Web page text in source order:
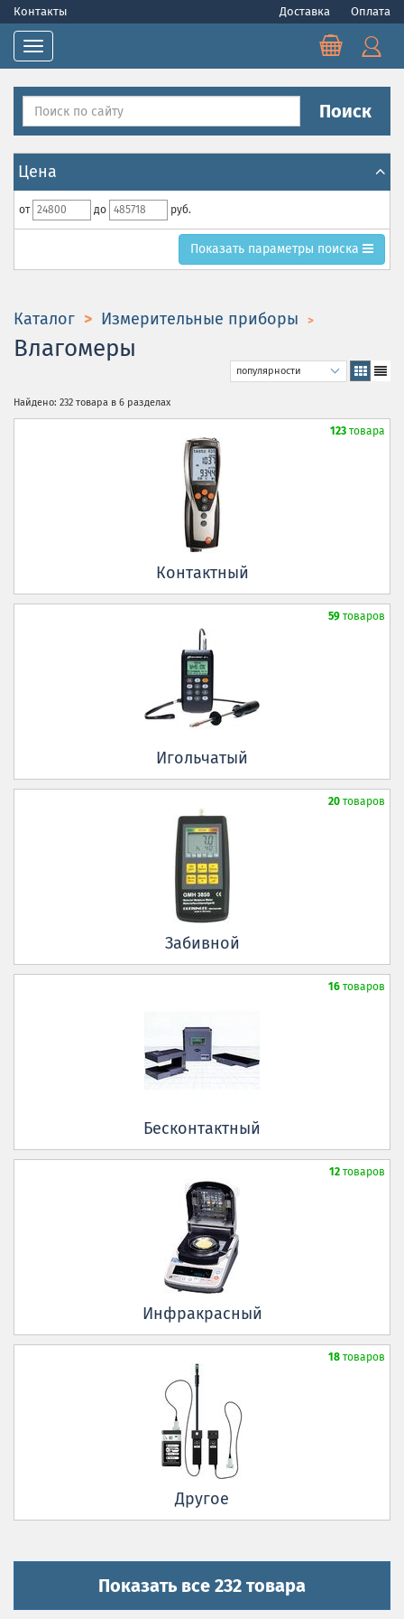
Контакты Доставка Оплата
Toggle navigation
Поиск
Цена
от до руб.
Toggle search parametrs
Показать параметры поиска
Каталог Измерительные приборы
Влагомеры
Найдено: 232 товара в 6 разделах
123 товара
Контактный
59 товаров
Игольчатый
20 товаров
Забивной
16 товаров
Бесконтактный
12 товаров
Инфракрасный
18 товаров
Другое
Показать все 232 товара